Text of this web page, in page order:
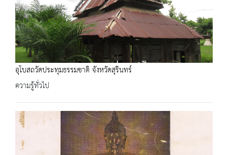
อุโบสถวัดประทุมธรรมชาติ จังหวัดสุรินทร์
ความรู้ทั่วไป